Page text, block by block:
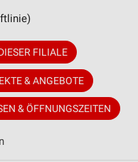
FILIALE
& ANGEBOTE
& ÖFFNUNGSZEITEN